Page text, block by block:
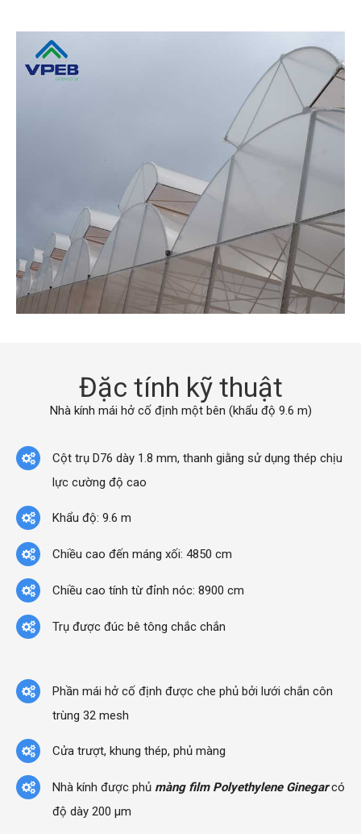
Đặc tính kỹ thuật
Nhà kính mái hở cố định một bên (khẩu độ 9.6 m)
Cột trụ D76 dày 1.8 mm, thanh giằng sử dụng thép chịu
lực cường độ cao
Khẩu độ: 9.6 m
Chiều cao đến máng xối: 4850 cm
Chiều cao tính từ đỉnh nóc: 8900 cm
Trụ được đúc bê tông chắc chắn
Phần mái hở cố định được che phủ bởi lưới chắn côn
trùng 32 mesh
Cửa trượt, khung thép, phủ màng
Nhà kính được phủ màng film Polyethylene Ginegarcó
độ dày 200 µm